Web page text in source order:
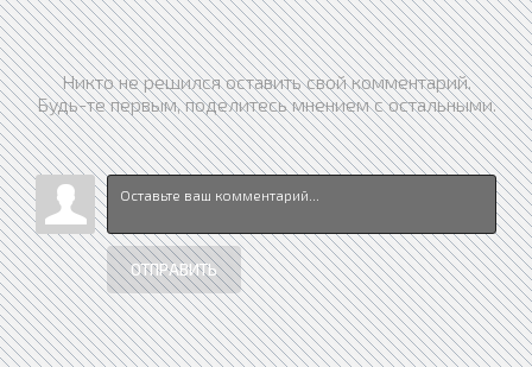
Никто не решился оставить свой комментарий.
Будь-те первым, поделитесь мнением с остальными.
ОТПРАВИТЬ